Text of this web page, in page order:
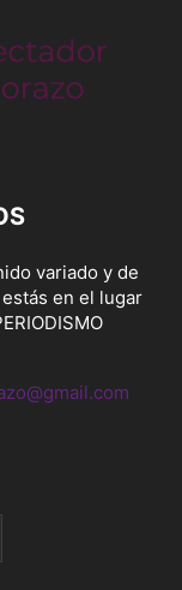
variado y de
en el lugar